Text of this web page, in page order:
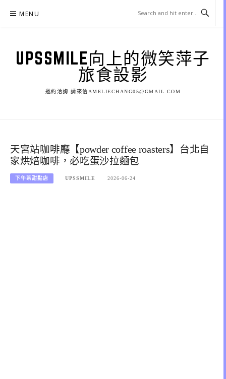
MENU
UPSSMILE向上的微笑萍子
旅食設影
邀約洽詢 請來信AMELIECHANG05@GMAIL.COM
天宮站咖啡廳【powder coffee roasters】台北自
家烘焙咖啡，必吃蛋沙拉麵包
下午茶甜點店 UPSSMILE 2026-06-24